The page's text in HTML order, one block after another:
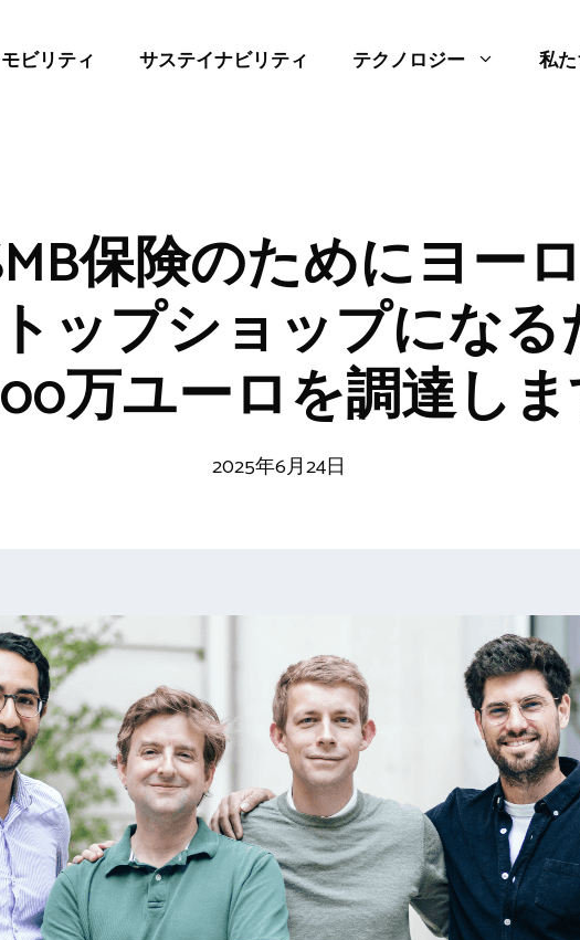
モビリティ サステイナビリティ テクノロジー 私
保険のためにヨー
ップショップになる
万ユーロを調達し
2025年6月24日